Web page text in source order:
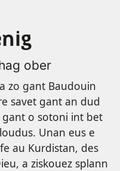
ober
zo gant Baudouin
savet gant an dud
o sotoni int bet
Unan eus e
au Kurdistan, des
a ziskouez splann